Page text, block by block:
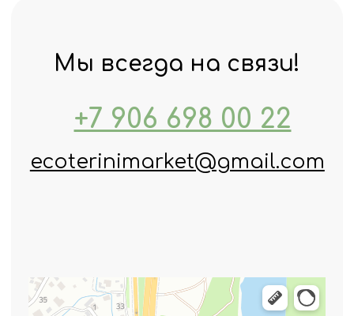
вопросы
телефона, и мы свяжемся с вами
в ближайшее время